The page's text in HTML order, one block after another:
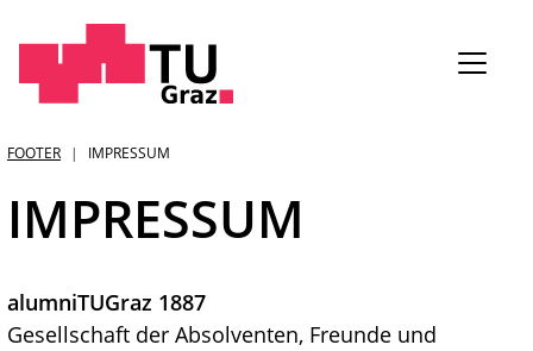
Sie
FOOTER IMPRESSUM
IMPRESSUM
alumniTUGraz 1887
Gesellschaft der Absolventen, Freunde und